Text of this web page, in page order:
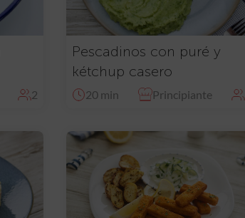
2
Pescadinos con puré y
kétchup casero
20 min Principiante